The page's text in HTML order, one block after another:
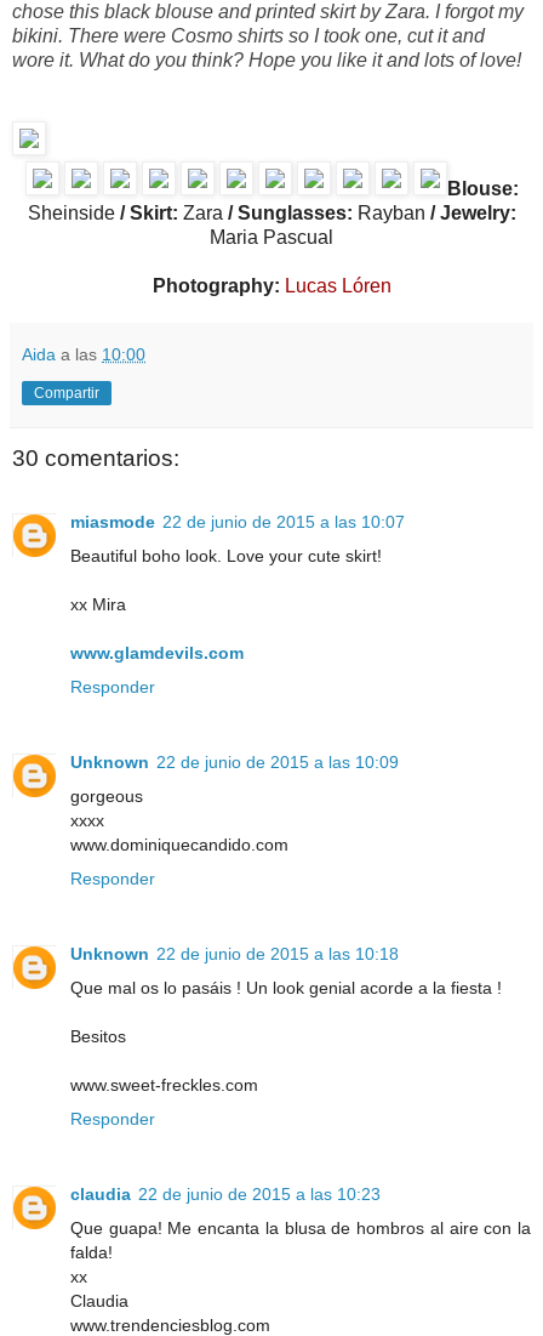
chose this black blouse and printed skirt by Zara. I forgot my
bikini. There were Cosmo shirts so I took one, cut it and
wore it. What do you think? Hope you like it and lots of love!
Blouse:
Sheinside / Skirt: Zara / Sunglasses: Rayban / Jewelry:
Maria Pascual
Photography: Lucas Lóren
Aida a las 10:00
Compartir
30 comentarios:
miasmode 22 de junio de 2015 a las 10:07
Beautiful boho look. Love your cute skirt!
xx Mira
www.glamdevils.com
Responder
Unknown 22 de junio de 2015 a las 10:09
gorgeous
xxxx
www.dominiquecandido.com
Responder
Unknown 22 de junio de 2015 a las 10:18
Que mal os lo pasáis ! Un look genial acorde a la fiesta !
Besitos
www.sweet-freckles.com
Responder
claudia 22 de junio de 2015 a las 10:23
Que guapa! Me encanta la blusa de hombros al aire con la
falda!
xx
Claudia
www.trendenciesblog.com